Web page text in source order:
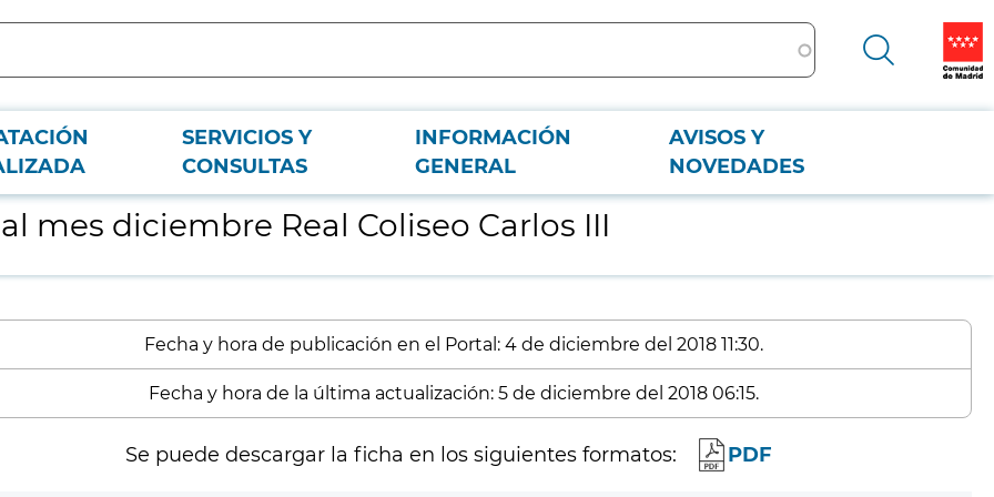
SERVICIOS Y
CONSULTAS
INFORMACIÓN
GENERAL
AVISOS Y
NOVEDADES
III
mes diciembre Real Coliseo Carlos III
Fecha y hora de publicación en el Portal: 4 de diciembre del 2018 11:30.
Fecha y hora de la última actualización: 5 de diciembre del 2018 06:15.
Se puede descargar la ficha en los siguientes formatos: PDF